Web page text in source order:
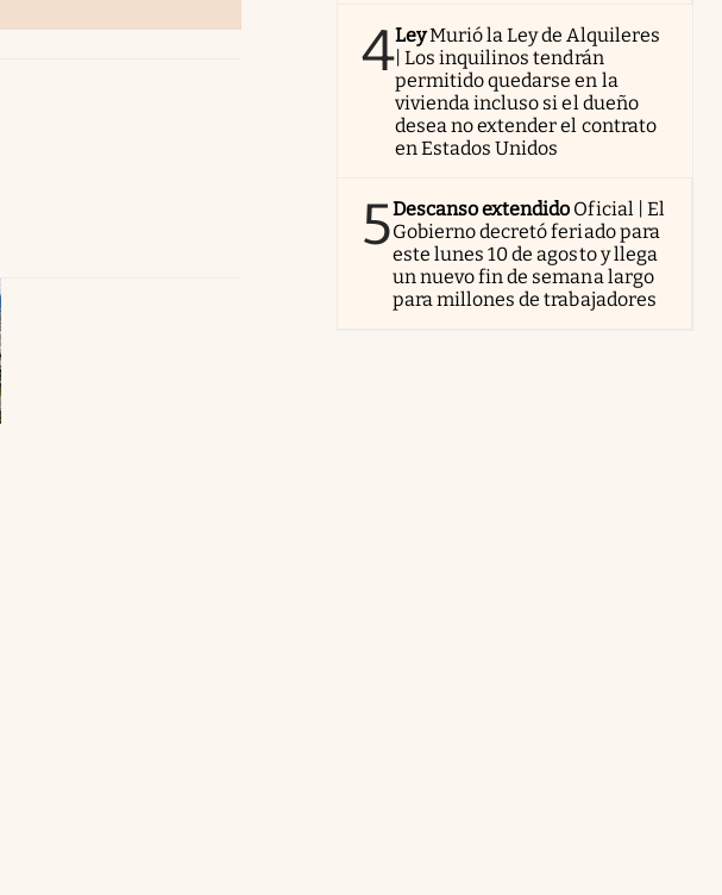
4LeyMurió la Ley de Alquileres
| Los inquilinos tendrán
permitido quedarse en la
vivienda incluso si el dueño
desea no extender el contrato
en Estados Unidos
5Descanso extendido Oficial | El
Gobierno decretó feriado para
este lunes 10 de agosto y llega
un nuevo fin de semana largo
para millones de trabajadores